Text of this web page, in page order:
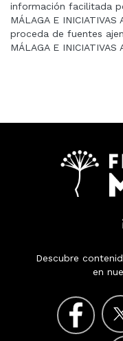
información facilitada
MÁLAGA E
proceda de fuentes
MÁLAGA E INICIATIVAS
Descubre
en